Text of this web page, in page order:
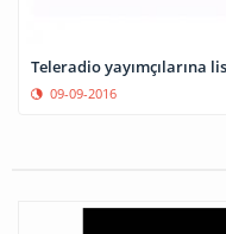
Teleradio yayımçılarına
09-09-2016